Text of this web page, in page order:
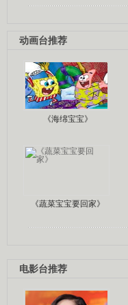
动画台推荐
《海绵宝宝》
《蔬菜宝宝要回家》
电影台推荐